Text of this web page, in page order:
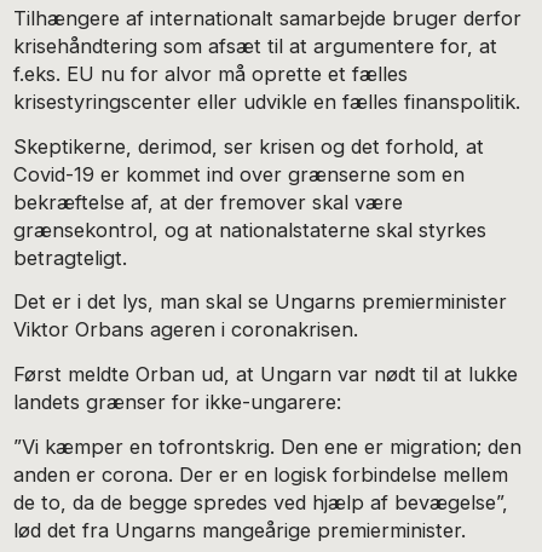
Tilhængere af internationalt samarbejde bruger derfor
krisehåndtering som afsæt til at argumentere for, at
f.eks. EU nu for alvor må oprette et fælles
krisestyringscenter eller udvikle en fælles finanspolitik.
Skeptikerne, derimod, ser krisen og det forhold, at
Covid-19 er kommet ind over grænserne som en
bekræftelse af, at der fremover skal være
grænsekontrol, og at nationalstaterne skal styrkes
betragteligt.
Det er i det lys, man skal se Ungarns premierminister
Viktor Orbans ageren i coronakrisen.
Først meldte Orban ud, at Ungarn var nødt til at lukke
landets grænser for ikke-ungarere:
”Vi kæmper en tofrontskrig. Den ene er migration; den
anden er corona. Der er en logisk forbindelse mellem
de to, da de begge spredes ved hjælp af bevægelse”,
lød det fra Ungarns mangeårige premierminister.